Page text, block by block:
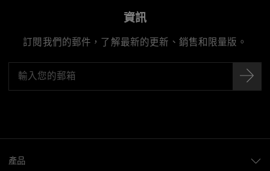
資訊
訂閱我們的郵件，了解最新的更新、銷售和限量版。
產品